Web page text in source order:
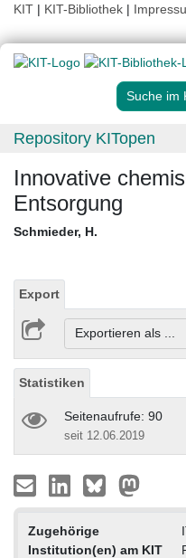
KIT | KIT-Bibliothek |
Suche im
Repository KITopen
Innovative
Entsorgung
Schmieder, H.
Export
Exportieren als ...
Statistiken
Seitenaufrufe: 90
seit 12.06.2019
Zugehörige
Institution(en) am KIT